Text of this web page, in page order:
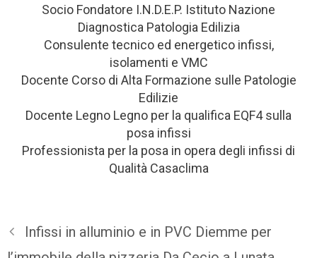
Socio Fondatore I.N.D.E.P. Istituto Nazione
Diagnostica Patologia Edilizia
Consulente tecnico ed energetico infissi,
isolamenti e VMC
Docente Corso di Alta Formazione sulle Patologie
Edilizie
Docente Legno Legno per la qualifica EQF4 sulla
posa infissi
Professionista per la posa in opera degli infissi di
Qualità Casaclima
Infissi in alluminio e in PVC Diemme per